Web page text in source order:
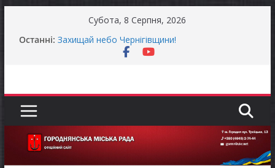
Субота, 8 Серпня, 2026
Останні: Захищай небо Чернігівщини!
Батьки майбутніх першокласників уже можуть
Як отримати компенсацію за товари, придбані
Уповноважений Верховної Ради України з
прав людини проводить опитування щодо
реалізації права осіб з інвалідністю на працю